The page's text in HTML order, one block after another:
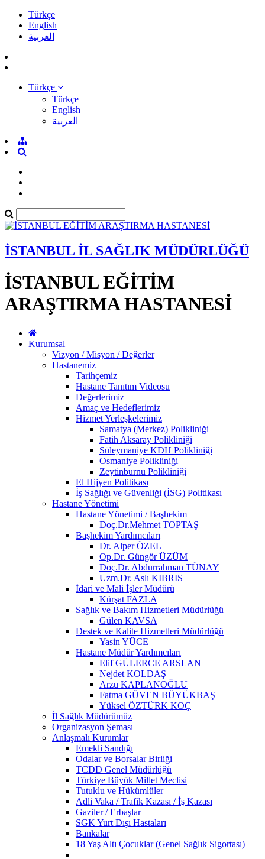
Türkçe
English
العربية
Türkçe
Türkçe
English
العربية
İSTANBUL İL SAĞLIK MÜDÜRLÜĞÜ
İSTANBUL EĞİTİM
ARAŞTIRMA HASTANESİ
Kurumsal
Vizyon / Misyon / Değerler
Hastanemiz
Tarihçemiz
Hastane Tanıtım Videosu
Değerlerimiz
Amaç ve Hedeflerimiz
Hizmet Yerleşkelerimiz
Samatya (Merkez) Polikliniği
Fatih Aksaray Polikliniği
Süleymaniye KDH Polikliniği
Osmaniye Polikliniği
Zeytinburnu Polikliniği
El Hijyen Politikası
İş Sağlığı ve Güvenliği (İSG) Politikası
Hastane Yönetimi
Hastane Yönetimi / Başhekim
Doç.Dr.Mehmet TOPTAŞ
Başhekim Yardımcıları
Dr. Alper ÖZEL
Op.Dr. Güngör ÜZÜM
Doç.Dr. Abdurrahman TÜNAY
Uzm.Dr. Aslı KIBRIS
İdari ve Mali İşler Müdürü
Kürşat FAZLA
Sağlık ve Bakım Hizmetleri Müdürlüğü
Gülen KAVSA
Destek ve Kalite Hizmetleri Müdürlüğü
Yasin YÜCE
Hastane Müdür Yardımcıları
Elif GÜLERCE ARSLAN
Nejdet KOLDAŞ
Arzu KAPLANOĞLU
Fatma GÜVEN BÜYÜKBAŞ
Yüksel ÖZTÜRK KOÇ
İl Sağlık Müdürümüz
Organizasyon Şeması
Anlaşmalı Kurumlar
Emekli Sandığı
Odalar ve Borsalar Birliği
TCDD Genel Müdürlüğü
Türkiye Büyük Millet Meclisi
Tutuklu ve Hükümlüler
Adli Vaka / Trafik Kazası / İş Kazası
Gaziler / Erbaşlar
SGK Yurt Dışı Hastaları
Bankalar
18 Yaş Altı Çocuklar (Genel Sağlık Sigortası)